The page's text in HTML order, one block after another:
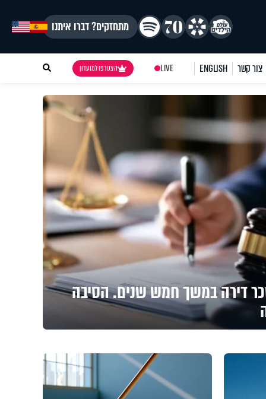
מתחזקים? דברו איתנו
צור קשר ENGLISH
LIVE הצטרפו למועדון
דירה במשך חמש שנים. הסיבה